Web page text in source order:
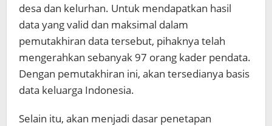
desa dan kelurhan. Untuk mendapatkan hasil
data yang valid dan maksimal dalam
pemutakhiran data tersebut, pihaknya telah
mengerahkan sebanyak 97 orang kader pendata.
Dengan pemutakhiran ini, akan tersedianya basis
data keluarga Indonesia.
Selain itu, akan menjadi dasar penetapan